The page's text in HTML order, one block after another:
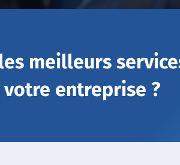
meilleurs
entreprise ?